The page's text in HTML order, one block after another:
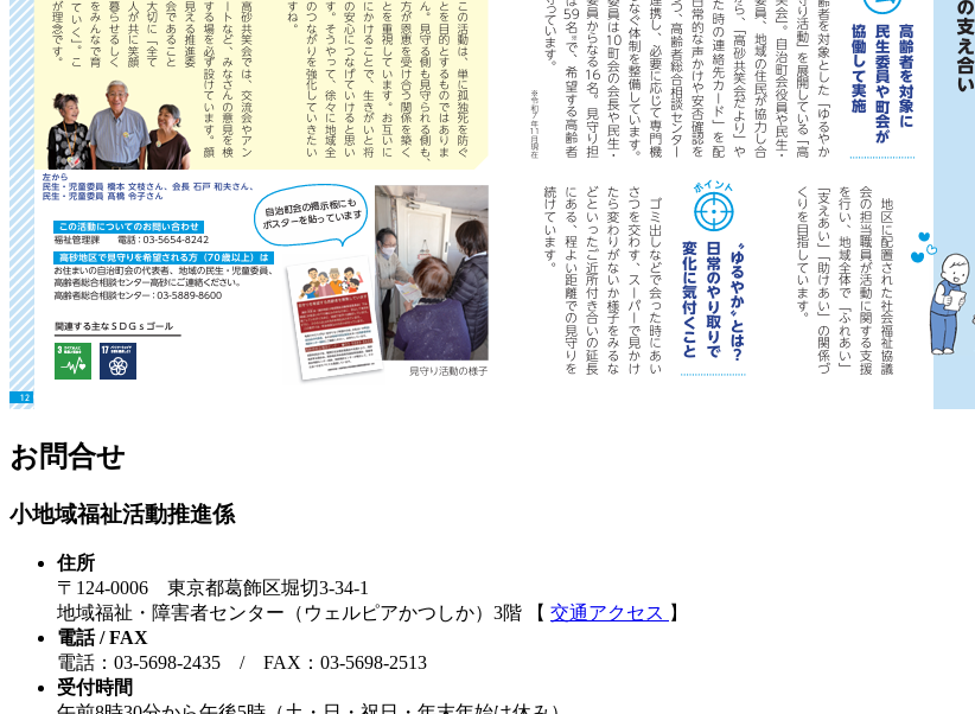
お問合せ
小地域福祉活動推進係
住所
〒124-0006 東京都葛飾区堀切3-34-1
地域福祉・障害者センター（ウェルピアかつしか）3階 【 交通アクセス 】
電話 / FAX
電話：03-5698-2435 / FAX：03-5698-2513
受付時間